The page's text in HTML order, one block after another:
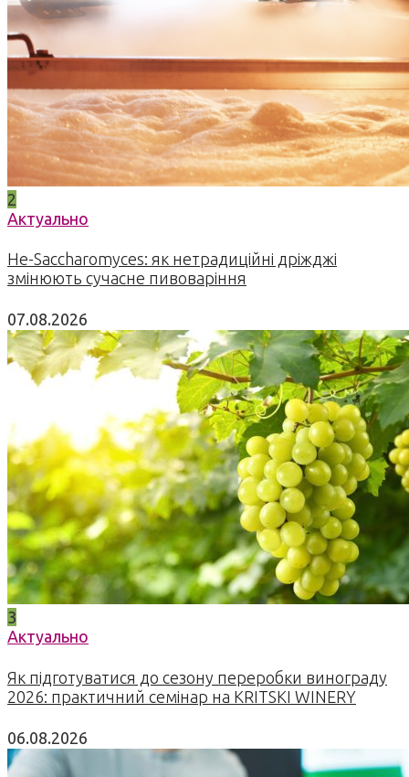
2
Актуально
Не-Saccharomyces: як нетрадиційні дріжджі
змінюють сучасне пивоваріння
07.08.2026
3
Актуально
Як підготуватися до сезону переробки винограду
2026: практичний семінар на KRITSKI WINERY
06.08.2026